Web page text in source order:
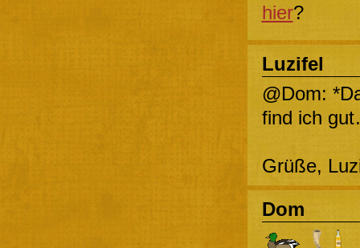
hier?
Luzifel
@Dom:
find ich
Grüße,
Dom